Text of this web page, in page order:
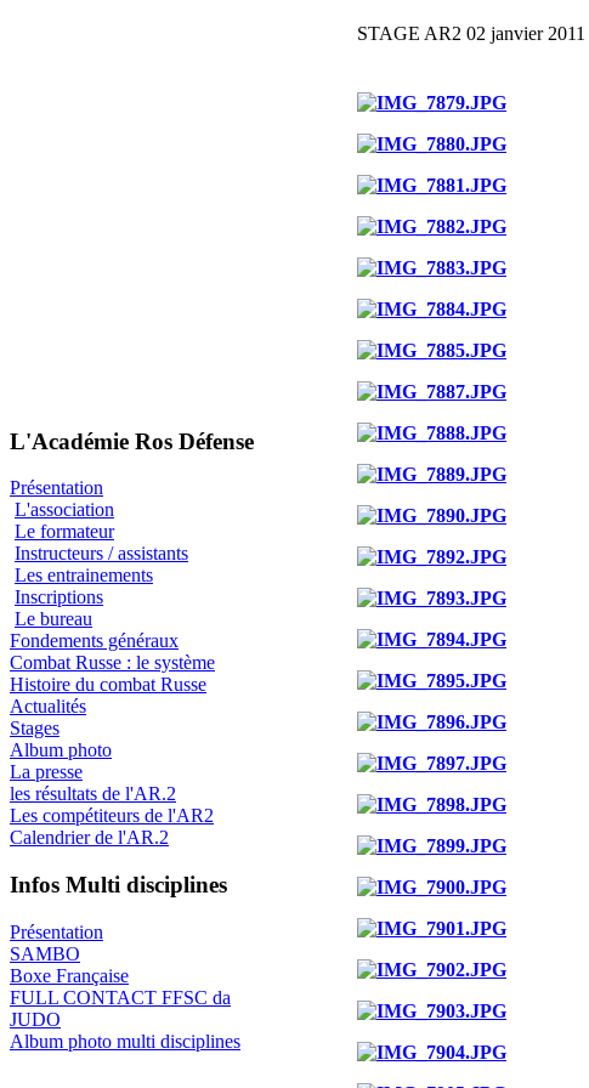
L'Académie Ros Défense
Présentation
L'association
Le formateur
Instructeurs / assistants
Les entrainements
Inscriptions
Le bureau
Fondements généraux
Combat Russe : le système
Histoire du combat Russe
Actualités
Stages
Album photo
La presse
les résultats de l'AR.2
Les compétiteurs de l'AR2
Calendrier de l'AR.2
Infos Multi disciplines
Présentation
SAMBO
Boxe Française
FULL CONTACT FFSC da
JUDO
Album photo multi disciplines
STAGE AR2 02 janvier